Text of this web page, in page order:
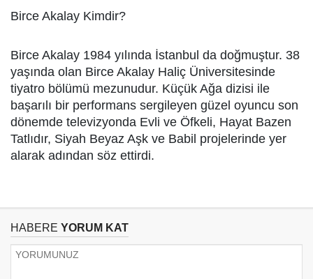
Birce Akalay Kimdir?
Birce Akalay 1984 yılında İstanbul da doğmuştur. 38
yaşında olan Birce Akalay Haliç Üniversitesinde
tiyatro bölümü mezunudur. Küçük Ağa dizisi ile
başarılı bir performans sergileyen güzel oyuncu son
dönemde televizyonda Evli ve Öfkeli, Hayat Bazen
Tatlıdır, Siyah Beyaz Aşk ve Babil projelerinde yer
alarak adından söz ettirdi.
HABERE YORUM KAT